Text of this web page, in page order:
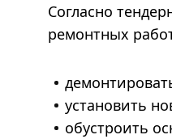
Согласно
ремонтных
установить
обустроить